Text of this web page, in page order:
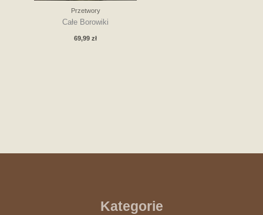
Przetwory
Całe Borowiki
69,99zł
Kategorie